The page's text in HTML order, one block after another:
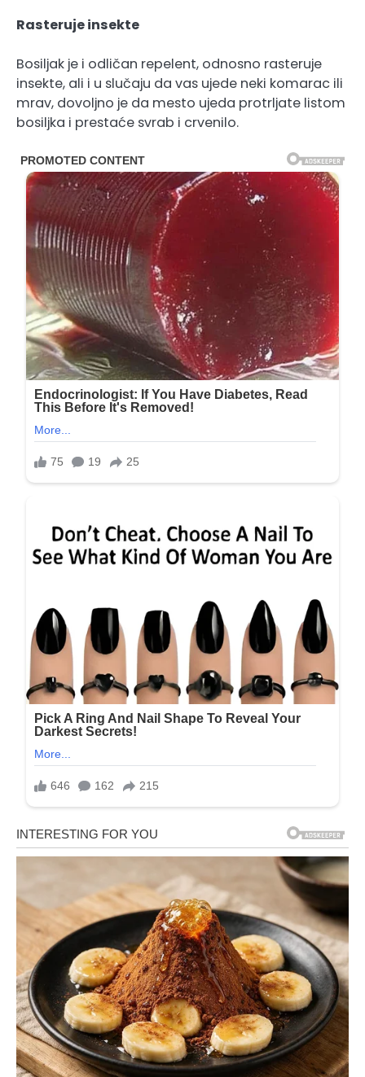
Rasteruje insekte
Bosiljak je i odličan repelent, odnosno rasteruje
insekte, ali i u slučaju da vas ujede neki komarac ili
mrav, dovoljno je da mesto ujeda protrljate listom
bosiljka i prestaće svrab i crvenilo.